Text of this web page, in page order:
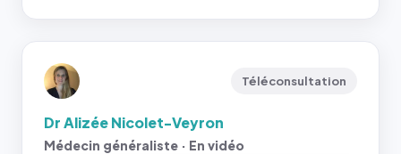
Téléconsultation
Dr Alizée Nicolet-Veyron
Médecin généraliste · En vidéo